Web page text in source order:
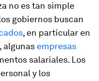
no es tan simple
gobiernos buscan
, en particular en
algunas empresas
salariales. Los
y los